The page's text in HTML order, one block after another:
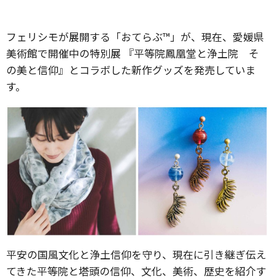
フェリシモが展開する「おてらぶ™」が、現在、愛媛県
美術館で開催中の特別展 『平等院鳳凰堂と浄土院 そ
の美と信仰』とコラボした新作グッズを発売していま
す。
平安の国風文化と浄土信仰を守り、現在に引き継ぎ伝え
てきた平等院と塔頭の信仰、文化、美術、歴史を紹介す